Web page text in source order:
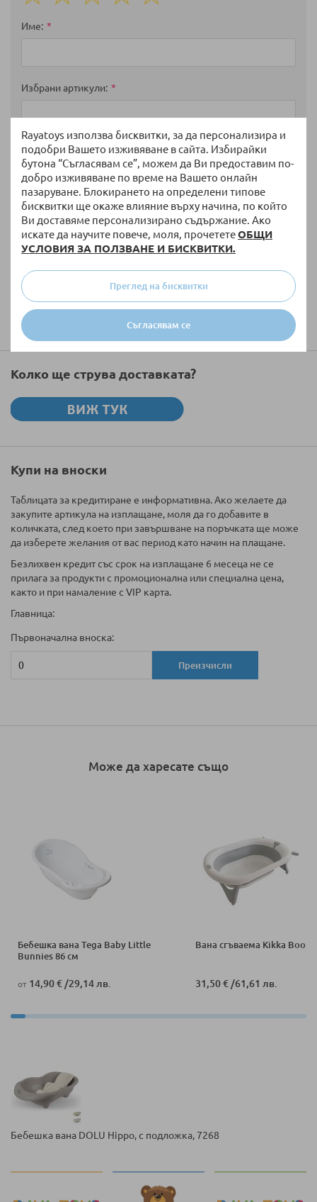
Rayatoys използва бисквитки, за да персонализира и
подобри Вашето изживяване в сайта. Избирайки
бутона “Съгласявам се”, можем да Ви предоставим по-
добро изживяване по време на Вашето онлайн
пазаруване. Блокирането на определени типове
бисквитки ще окаже влияние върху начина, по който
Ви доставяме персонализирано съдържание. Ако
искате да научите повече, моля, прочететеОБЩИ
УСЛОВИЯ ЗА ПОЛЗВАНЕ И БИСКВИТКИ.
Съгласявам се
Преглед на бисквитки
star
stars
stars
stars
stars
Име
Избрани артикули
Мнение
Изпратете
Колко ще струва доставката?
Купи на вноски
Таблицата за кредитиране е информативна. Ако желаете да
закупите артикула на изплащане, моля да го добавите в
количката, след което при завършване на поръчката ще може
да изберете желания от вас период като начин на плащане.
Безлихвен кредит със срок на изплащане 6 месеца не се
прилага за продукти с промоционална или специална цена,
както и при намаление с VIP карта.
Главница:
Първоначална вноска:
Преизчисли
Може да харесате също
Бебешка вана Tega Baby Little
Bunnies 86 см
от 14,90 €/29,14 лв.
Вана сгъваема Kikka Boo
31,50 €/61,61 лв.
Бебешка вана DOLU Hippo, с подложка, 7268